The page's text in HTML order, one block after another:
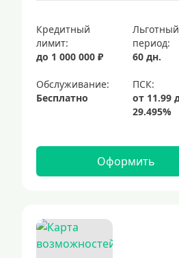
Кредитный
лимит:
до 1 000 000 ₽
Льготный
период:
60 дн.
Обслуживание:
Бесплатно
Оформить